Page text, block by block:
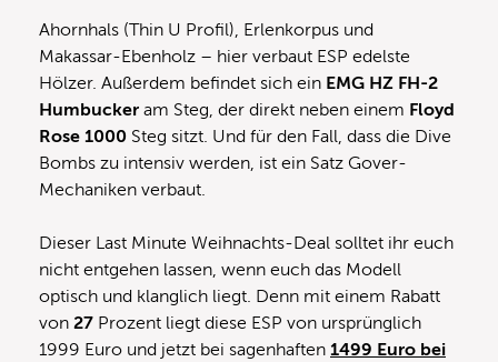
Ahornhals (Thin U Profil), Erlenkorpus und
Makassar-Ebenholz – hier verbaut ESP edelste
Hölzer. Außerdem befindet sich ein EMG HZ FH-2
Humbucker am Steg, der direkt neben einem Floyd
Rose 1000 Steg sitzt. Und für den Fall, dass die Dive
Bombs zu intensiv werden, ist ein Satz Gover-
Mechaniken verbaut.
Dieser Last Minute Weihnachts-Deal solltet ihr euch
nicht entgehen lassen, wenn euch das Modell
optisch und klanglich liegt. Denn mit einem Rabatt
von 27 Prozent liegt diese ESP von ursprünglich
1999 Euro und jetzt bei sagenhaften 1499 Euro bei